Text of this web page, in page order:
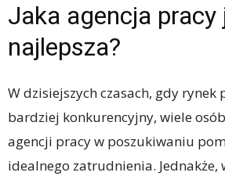
Jaka agencja pracy
najlepsza?
W dzisiejszych czasach, gdy rynek
bardziej konkurencyjny, wiele
agencji pracy w poszukiwaniu
idealnego zatrudnienia. Jednakże,